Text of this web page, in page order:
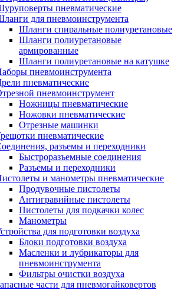
пневматические
для пневмоинструмента
Шланги спиральные полиуретановые
Шланги полиуретановые
армированные
Шланги полиуретановые на катушке
пневмоинструмента
пневматические
пневмоинструмент
Ножницы пневматические
Ножовки пневматические
Отрезные машинки
пневматические
разъемы и переходники
Быстроразъемные соединения
Разъемы и переходники
и манометры пневматические
Продувочные пистолеты
Антигравийные пистолеты
Пистолеты для подкачки колес
Манометры
для подготовки воздуха
Блоки подготовки воздуха
Масленки и лубрикаторы для
пневмоинструмента
Фильтры очистки воздуха
части для пневмогайковертов